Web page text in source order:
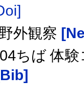
外観察
ちば 体